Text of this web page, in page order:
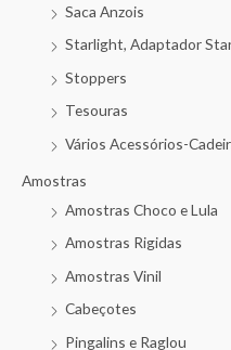
Saca Anzois
Starlight, Adaptador
Stoppers
Tesouras
Vários Acessórios-
Amostras
Amostras Choco e Lula
Amostras Rigidas
Amostras Vinil
Cabeçotes
Pingalins e Raglou